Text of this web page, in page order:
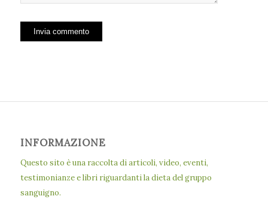
INFORMAZIONE
Questo sito è una raccolta di articoli, video, eventi,
testimonianze e libri riguardanti la dieta del gruppo
sanguigno.